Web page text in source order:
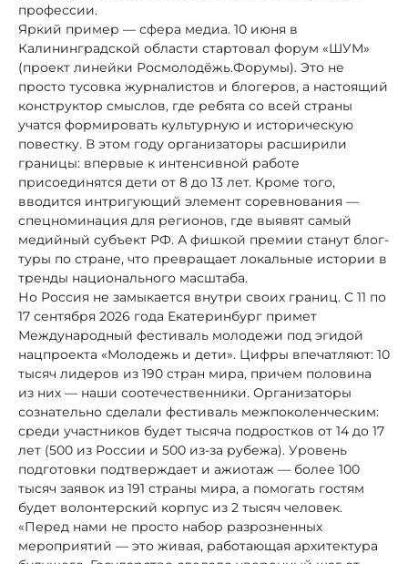
профессии.
Яркий пример — сфера медиа. 10 июня в
Калининградской области стартовал форум «ШУМ»
(проект линейки Росмолодёжь.Форумы). Это не
просто тусовка журналистов и блогеров, а настоящий
конструктор смыслов, где ребята со всей страны
учатся формировать культурную и историческую
повестку. В этом году организаторы расширили
границы: впервые к интенсивной работе
присоединятся дети от 8 до 13 лет. Кроме того,
вводится интригующий элемент соревнования —
спецноминация для регионов, где выявят самый
медийный субъект РФ. А фишкой премии станут блог-
туры по стране, что превращает локальные истории в
тренды национального масштаба.
Но Россия не замыкается внутри своих границ. С 11 по
17 сентября 2026 года Екатеринбург примет
Международный фестиваль молодежи под эгидой
нацпроекта «Молодежь и дети». Цифры впечатляют: 10
тысяч лидеров из 190 стран мира, причем половина
из них — наши соотечественники. Организаторы
сознательно сделали фестиваль межпоколенческим:
среди участников будет тысяча подростков от 14 до 17
лет (500 из России и 500 из-за рубежа). Уровень
подготовки подтверждает и ажиотаж — более 100
тысяч заявок из 191 страны мира, а помогать гостям
будет волонтерский корпус из 2 тысяч человек.
«Перед нами не просто набор разрозненных
мероприятий — это живая, работающая архитектура